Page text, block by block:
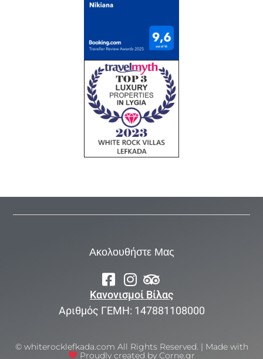
Ακολουθήστε Μας
Κανονισμοί Βίλας
Αριθμός ΓΕΜΗ: 147881108000
© whiterocklefkada.com All Rights Reserved. | Made with
Proudly created by Corne.gr